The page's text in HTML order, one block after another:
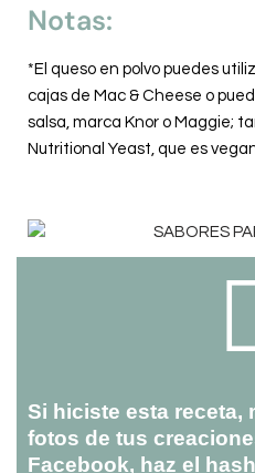
Notas:
*El queso en polvo puedes
cajas de Mac & Cheese o
salsa, marca Knor o Maggie;
Nutritional Yeast, que es
Si hiciste esta receta,
fotos de tus
Facebook, haz el